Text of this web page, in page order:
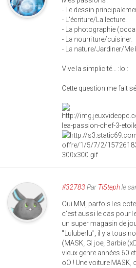
- Le dessin
- L'écriture/La lecture.
- La photographie
- La nourriture/cuisiner.
- La nature/Jardiner/Me
Vive la simplicité... :lol:
Cette question me fait
#32783 Par TiStephle
Oui MM, parfois les
c'est aussi le cas pour
un super magasin de
"Luluberlu", il y a tous
(MASK, GI joe, Barbie
vieux genre années 60
oO ! Une voiture